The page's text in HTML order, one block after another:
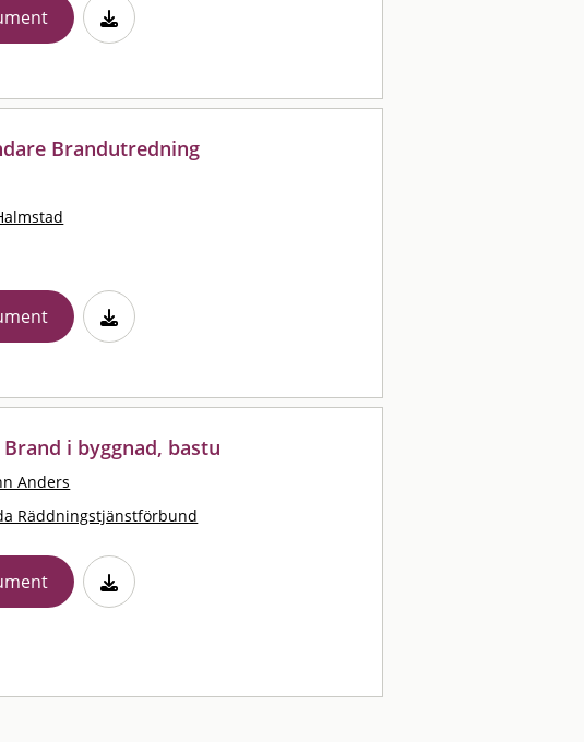
Brandutredning
i byggnad, bastu
Anders
Räddningstjänstförbund